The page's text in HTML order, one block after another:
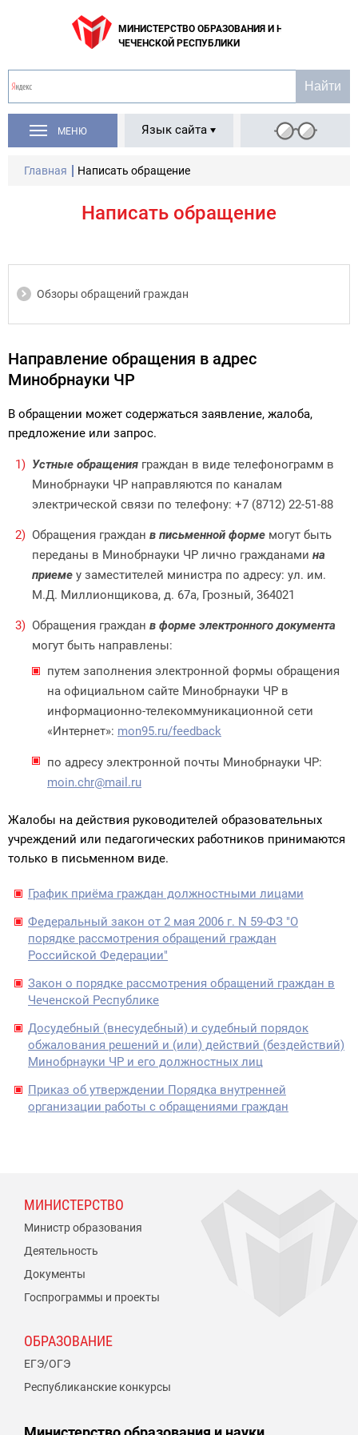
МИНИСТЕРСТВО ОБРАЗОВАНИЯ И НАУКИ
ЧЕЧЕНСКОЙ РЕСПУБЛИКИ
МЕНЮ Язык сайта
Главная Написать обращение
Написать обращение
Обзоры обращений граждан
Направление обращения в адрес
Минобрнауки ЧР
В обращении может содержаться заявление, жалоба,
предложение или запрос.
Устные обращения граждан в виде телефонограмм в
Минобрнауки ЧР направляются по каналам
электрической связи по телефону: +7 (8712) 22-51-88
Обращения граждан в письменной форме могут быть
переданы в Минобрнауки ЧР лично гражданами на
приеме у заместителей министра по адресу: ул. им.
М.Д. Миллионщикова, д. 67а, Грозный, 364021
Обращения граждан в форме электронного документа
могут быть направлены:
путем заполнения электронной формы обращения
на официальном сайте Минобрнауки ЧР в
информационно-телекоммуникационной сети
«Интернет»: mon95.ru/feedback
по адресу электронной почты Минобрнауки ЧР:
moin.chr@mail.ru
Жалобы на действия руководителей образовательных
учреждений или педагогических работников принимаются
только в письменном виде.
График приёма граждан должностными лицами
Федеральный закон от 2 мая 2006 г. N 59-ФЗ "О
порядке рассмотрения обращений граждан
Российской Федерации"
Закон о порядке рассмотрения обращений граждан в
Чеченской Республике
Досудебный (внесудебный) и судебный порядок
обжалования решений и (или) действий (бездействий)
Минобрнауки ЧР и его должностных лиц
Приказ об утверждении Порядка внутренней
организации работы с обращениями граждан
МИНИСТЕРСТВО
Министр образования
Деятельность
Документы
Госпрограммы и проекты
ОБРАЗОВАНИЕ
ЕГЭ/ОГЭ
Республиканские конкурсы